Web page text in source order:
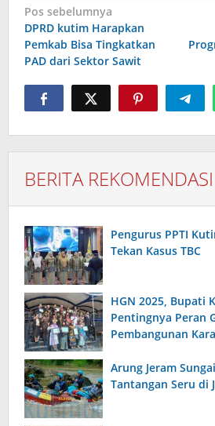
Navigasi
pos
Pos sebelumnya
DPRD kutim Harapkan
Pemkab Bisa Tingkatkan
PAD dari Sektor Sawit
BERITA REKOMENDASI
Pengurus PPTI
Tekan Kasus TBC
HGN 2025, Bupati
Pentingnya Peran
Pembangunan
Arung Jeram
Tantangan Seru di